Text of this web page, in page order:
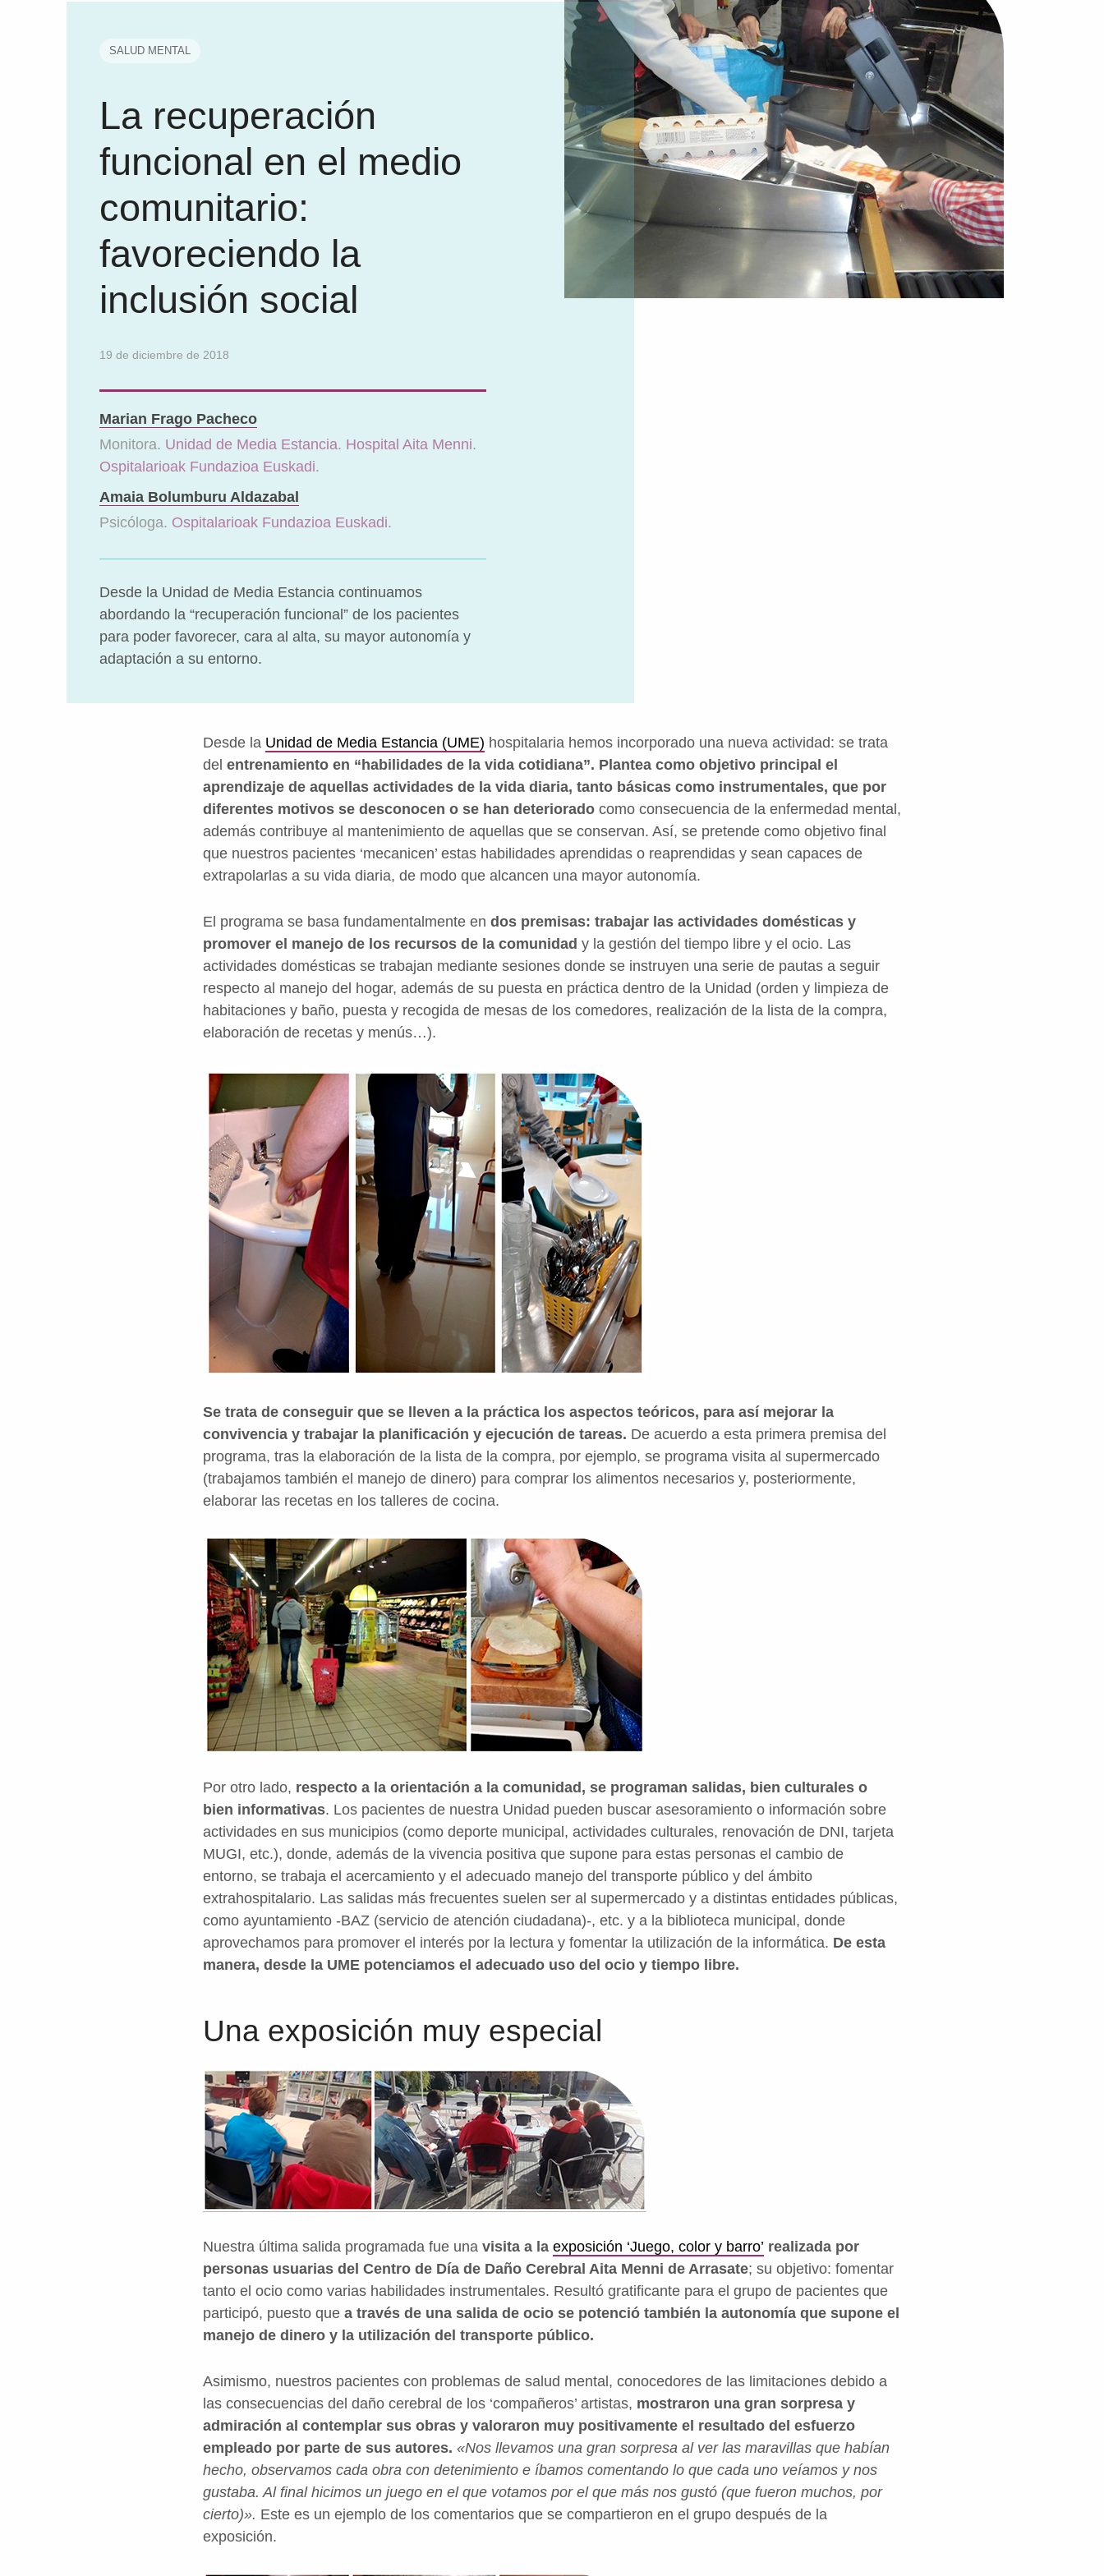
SALUD MENTAL
La recuperación
funcional en el medio
comunitario:
favoreciendo la
inclusión social
19 de diciembre de 2018
Marian Frago Pacheco
Monitora. Unidad de Media Estancia. Hospital Aita Menni.
Ospitalarioak Fundazioa Euskadi.
Amaia Bolumburu Aldazabal
Psicóloga. Ospitalarioak Fundazioa Euskadi.
Desde la Unidad de Media Estancia continuamos
abordando la “recuperación funcional” de los pacientes
para poder favorecer, cara al alta, su mayor autonomía y
adaptación a su entorno.
Desde la Unidad de Media Estancia (UME) hospitalaria hemos incorporado una nueva actividad: se trata
del entrenamiento en “habilidades de la vida cotidiana”. Plantea como objetivo principal el
aprendizaje de aquellas actividades de la vida diaria, tanto básicas como instrumentales, que por
diferentes motivos se desconocen o se han deteriorado como consecuencia de la enfermedad mental,
además contribuye al mantenimiento de aquellas que se conservan. Así, se pretende como objetivo final
que nuestros pacientes ‘mecanicen’ estas habilidades aprendidas o reaprendidas y sean capaces de
extrapolarlas a su vida diaria, de modo que alcancen una mayor autonomía.
El programa se basa fundamentalmente en dos premisas: trabajar las actividades domésticas y
promover el manejo de los recursos de la comunidad y la gestión del tiempo libre y el ocio. Las
actividades domésticas se trabajan mediante sesiones donde se instruyen una serie de pautas a seguir
respecto al manejo del hogar, además de su puesta en práctica dentro de la Unidad (orden y limpieza de
habitaciones y baño, puesta y recogida de mesas de los comedores, realización de la lista de la compra,
elaboración de recetas y menús…).
Se trata de conseguir que se lleven a la práctica los aspectos teóricos, para así mejorar la
convivencia y trabajar la planificación y ejecución de tareas. De acuerdo a esta primera premisa del
programa, tras la elaboración de la lista de la compra, por ejemplo, se programa visita al supermercado
(trabajamos también el manejo de dinero) para comprar los alimentos necesarios y, posteriormente,
elaborar las recetas en los talleres de cocina.
Por otro lado, respecto a la orientación a la comunidad, se programan salidas, bien culturales o
bien informativas. Los pacientes de nuestra Unidad pueden buscar asesoramiento o información sobre
actividades en sus municipios (como deporte municipal, actividades culturales, renovación de DNI, tarjeta
MUGI, etc.), donde, además de la vivencia positiva que supone para estas personas el cambio de
entorno, se trabaja el acercamiento y el adecuado manejo del transporte público y del ámbito
extrahospitalario. Las salidas más frecuentes suelen ser al supermercado y a distintas entidades públicas,
como ayuntamiento -BAZ (servicio de atención ciudadana)-, etc. y a la biblioteca municipal, donde
aprovechamos para promover el interés por la lectura y fomentar la utilización de la informática. De esta
manera, desde la UME potenciamos el adecuado uso del ocio y tiempo libre.
Una exposición muy especial
Nuestra última salida programada fue una visita a la exposición ‘Juego, color y barro’ realizada por
personas usuarias del Centro de Día de Daño Cerebral Aita Menni de Arrasate; su objetivo: fomentar
tanto el ocio como varias habilidades instrumentales. Resultó gratificante para el grupo de pacientes que
participó, puesto que a través de una salida de ocio se potenció también la autonomía que supone el
manejo de dinero y la utilización del transporte público.
Asimismo, nuestros pacientes con problemas de salud mental, conocedores de las limitaciones debido a
las consecuencias del daño cerebral de los ‘compañeros’ artistas, mostraron una gran sorpresa y
admiración al contemplar sus obras y valoraron muy positivamente el resultado del esfuerzo
empleado por parte de sus autores. «Nos llevamos una gran sorpresa al ver las maravillas que habían
hecho, observamos cada obra con detenimiento e íbamos comentando lo que cada uno veíamos y nos
gustaba. Al final hicimos un juego en el que votamos por el que más nos gustó (que fueron muchos, por
cierto)». Este es un ejemplo de los comentarios que se compartieron en el grupo después de la
exposición.